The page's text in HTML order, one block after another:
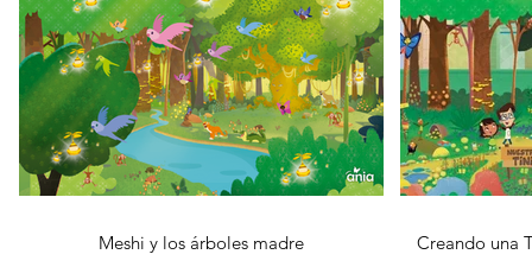
Meshi y los árboles madre Creando una